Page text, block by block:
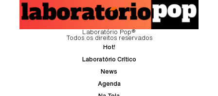
Laboratório Pop®
Todos os direitos reservados
Hot!
Laboratório Crítico
News
Agenda